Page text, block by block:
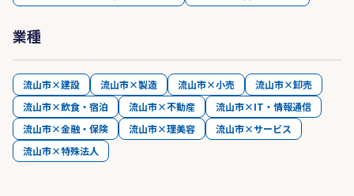
業種
流山市×建設 流山市×製造 流山市×小売
流山市×卸売
流山市×飲食・宿泊
流山市×不動産
流山市×IT・情報通信
流山市×金融・保険
流山市×理美容
流山市×サービス
流山市×特殊法人